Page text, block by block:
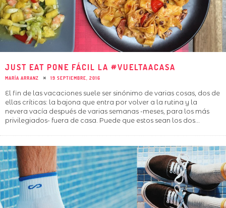
JUST EAT PONE FÁCIL LA #VUELTAACASA
MARÍA ARRANZ 19 SEPTIEMBRE, 2016
El fin de las vacaciones suele ser sinónimo de varias cosas, dos de
ellas críticas: la bajona que entra por volver a la rutina y la
nevera vacía después de varias semanas -meses, para los más
privilegiados- fuera de casa. Puede que estos sean los dos